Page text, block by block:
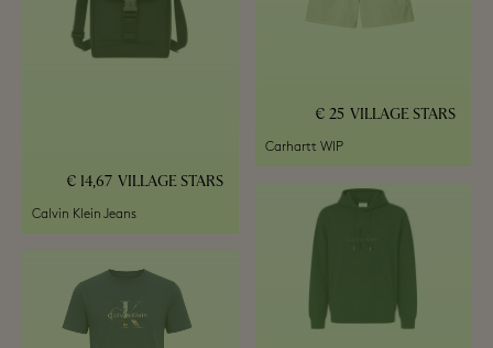
VILLAGE STARS
25 €
Carhartt WIP
VILLAGE STARS
14,67 €
Calvin Klein Jeans